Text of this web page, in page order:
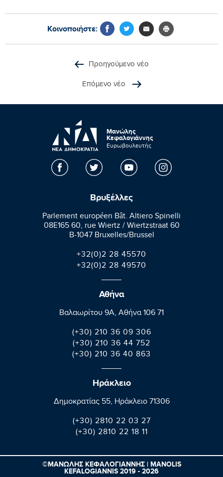
Κοινοποιήστε:
Προηγούμενο νέο
Επόμενο νέο
Μανώλης
Κεφαλογιάννης
Ευρωβουλευτής
Βρυξέλλες
Parlement européen Bât. Altiero Spinelli
08E165 60, rue Wiertz / Wiertzstraat 60
B-1047 Bruxelles/Brussel
+32(0)2 28 45570
+32(0)2 28 49570
Αθήνα
Βαλαωρίτου 9A, Aθήνα 106 71
(+30) 210 36 09 306
(+30) 210 36 44 752
(+30) 210 36 40 863
Ηράκλειο
Δημοκρατίας 55, Ηράκλειο 71306
(+30) 2810 22 03 27
(+30) 2810 22 18 11
©ΜΑΝΩΛΗΣ ΚΕΦΑΛΟΓΙΑΝΝΗΣ | MANOLIS
KEFALOGIANNIS 2019 - 2026